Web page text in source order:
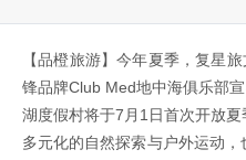
【品橙旅游】今年夏季，复星
锋品牌Club Med地中海俱乐部
湖度假村将于7月1日首次开放
多元化的自然探索与户外运动